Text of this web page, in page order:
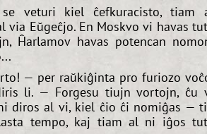
veturi kiel ĉefkuracisto, tiam
via Eŭgeĉjo. En Moskvo vi havas
Ĥarlamov havas potencan
— per raŭkiĝinta pro furiozo
li. — Forgesu tiujn vortojn, ĉu
diros al vi, kiel ĉio ĉi nomiĝas —
tempo, kaj tiam al ni iĝos